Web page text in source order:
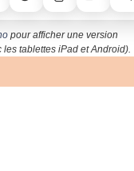
pour afficher une version
tablettes iPad et Android).